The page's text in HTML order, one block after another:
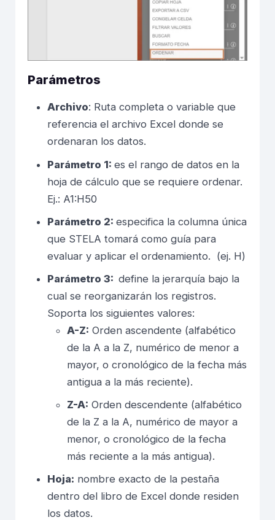
Parámetros
Archivo: Ruta completa o variable que
referencia el archivo Excel donde se
ordenaran los datos.
Parámetro 1: es el rango de datos en la
hoja de cálculo que se requiere ordenar.
Ej.: A1:H50
Parámetro 2: especifica la columna única
que STELA tomará como guía para
evaluar y aplicar el ordenamiento. (ej. H)
Parámetro 3: define la jerarquía bajo la
cual se reorganizarán los registros.
Soporta los siguientes valores:
A-Z: Orden ascendente (alfabético
de la A a la Z, numérico de menor a
mayor, o cronológico de la fecha más
antigua a la más reciente).
Z-A: Orden descendente (alfabético
de la Z a la A, numérico de mayor a
menor, o cronológico de la fecha
más reciente a la más antigua).
Hoja: nombre exacto de la pestaña
dentro del libro de Excel donde residen
los datos.